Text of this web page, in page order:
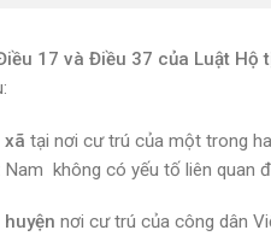
17 và Điều 37 của Luật Hộ
xã tại nơi cư trú của một trong
không có yếu tố liên quan
nơi cư trú của công dân